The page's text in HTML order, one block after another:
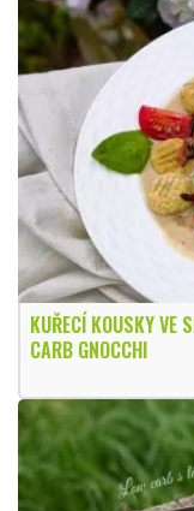
KUŘECÍ KOUSKY VE
CARB GNOCCHI